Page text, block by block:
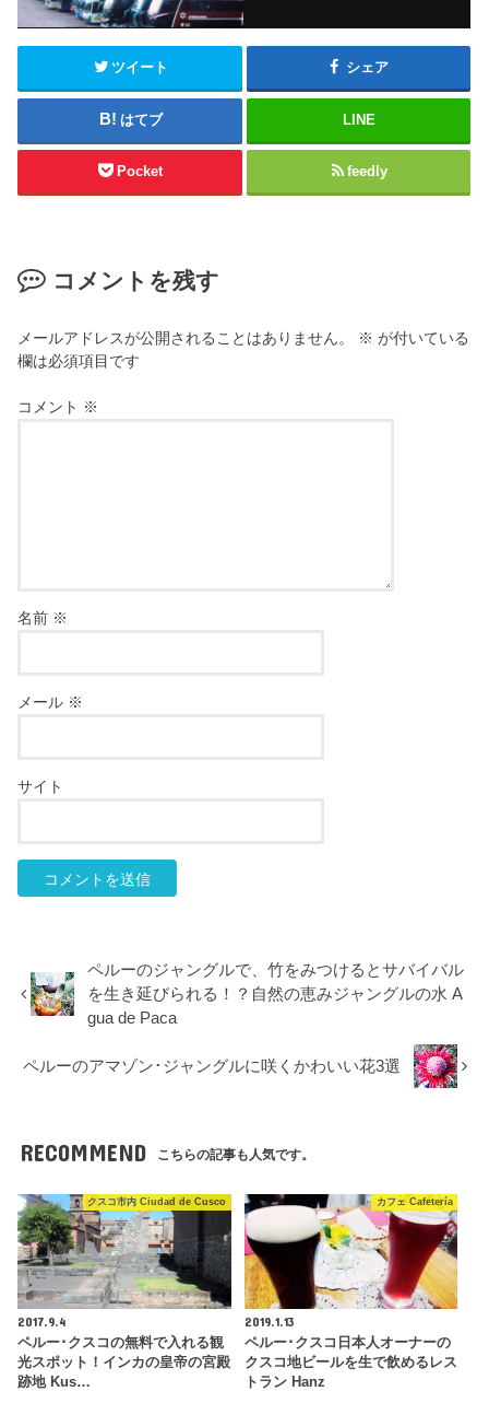
ツイート シェア
はてブ LINE
Pocket feedly
コメントを残す
メールアドレスが公開されることはありません。 ※ が付いている
欄は必須項目です
コメント ※
名前 ※
メール ※
サイト
ペルーのジャングルで、竹をみつけるとサバイバル
を生き延びられる！？自然の恵みジャングルの水 A
gua de Paca
ペルーのアマゾン･ジャングルに咲くかわいい花3選
RECOMMEND こちらの記事も人気です。
クスコ市内 Ciudad de Cusco
2017.9.4
ペルー･クスコの無料で入れる観
光スポット！インカの皇帝の宮殿
跡地 Kus…
カフェ Cafetería
2019.1.13
ペルー･クスコ日本人オーナーの
クスコ地ビールを生で飲めるレス
トラン Hanz